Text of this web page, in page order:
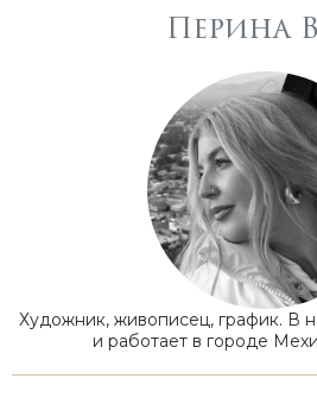
Перина
Художник, живописец, график. В
и работает в городе